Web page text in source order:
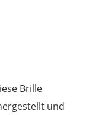
Brille
und